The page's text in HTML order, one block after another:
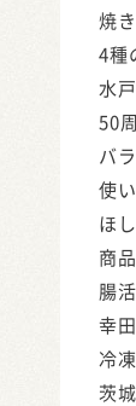
焼
4種
水
50
バ
使
ほ
商
腸活
幸
冷
茨